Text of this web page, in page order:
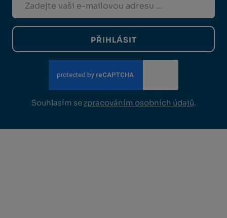
PŘIHLÁSIT
Souhlasím se zpracováním osobních údajů.